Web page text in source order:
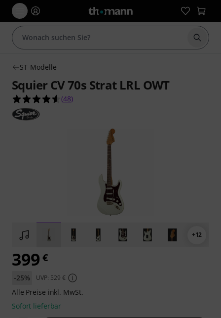
Suche
ST-Modelle
Squier CV 70s Strat LRL OWT
4.6 von 5 Sternen aus 48 Kundenbewertungen
(48)
+12
399 €
-25% UVP: 529 €
Alle Preise inkl. MwSt.
Sofort lieferbar